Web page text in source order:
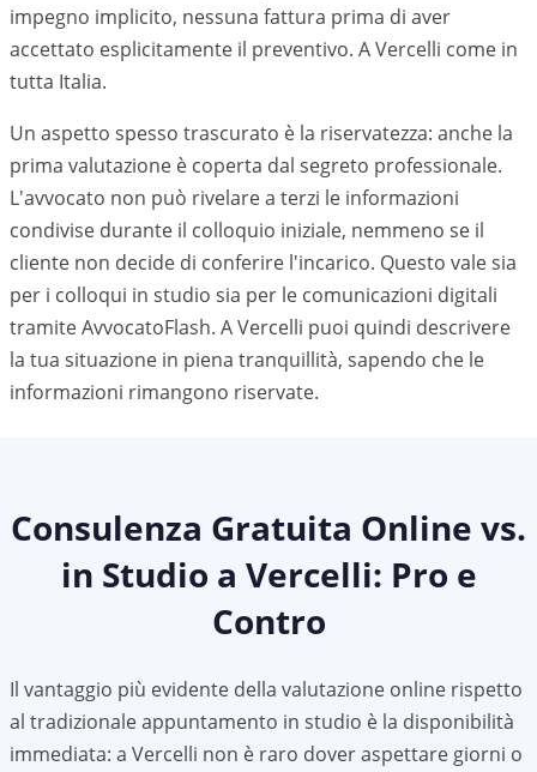
impegno implicito, nessuna fattura prima di aver
accettato esplicitamente il preventivo. AVercelli come in
tutta Italia.
Un aspetto spesso trascurato è la riservatezza: anche la
prima valutazione è coperta dal segreto professionale.
L'avvocato non può rivelare a terzi le informazioni
condivise durante il colloquio iniziale, nemmeno se il
cliente non decide di conferire l'incarico. Questo vale sia
per i colloqui in studio sia per le comunicazioni digitali
tramite AvvocatoFlash. AVercelli puoi quindi descrivere
la tua situazione in piena tranquillità, sapendo che le
informazioni rimangono riservate.
Consulenza Gratuita Online vs.
in Studio a Vercelli: Pro e
Contro
Il vantaggio più evidente della valutazione online rispetto
al tradizionale appuntamento in studio è la disponibilità
immediata: a Vercelli non è raro dover aspettare giorni o